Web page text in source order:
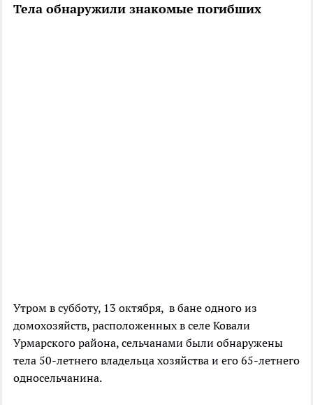
Тела обнаружили знакомые погибших
Утром в субботу, 13 октября, в бане одного из
домохозяйств, расположенных в селе Ковали
Урмарского района, сельчанами были обнаружены
тела 50-летнего владельца хозяйства и его 65-летнего
односельчанина.